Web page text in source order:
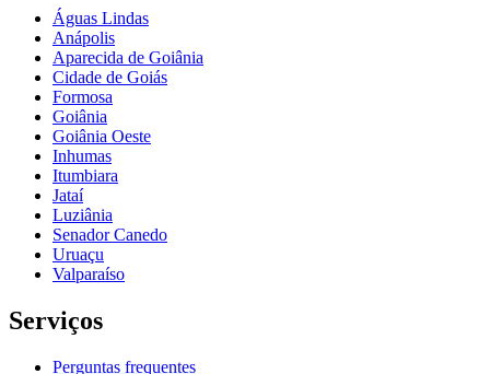
Águas Lindas
Anápolis
Aparecida de Goiânia
Cidade de Goiás
Formosa
Goiânia
Goiânia Oeste
Inhumas
Itumbiara
Jataí
Luziânia
Senador Canedo
Uruaçu
Valparaíso
Serviços
Perguntas frequentes